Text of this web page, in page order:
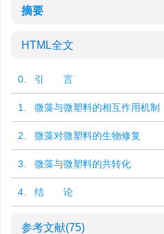
摘要
HTML全文
0. 引 言
1. 微藻与微塑料的相互作用机制
2. 微藻对微塑料的生物修复
3. 微藻与微塑料的共转化
4. 结 论
参考文献(75)